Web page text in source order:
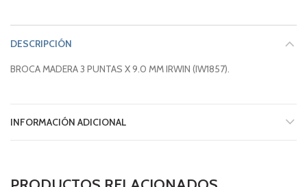
DESCRIPCIÓN
BROCA MADERA 3 PUNTAS X 9.0 MM IRWIN (IW1857).
INFORMACIÓN ADICIONAL